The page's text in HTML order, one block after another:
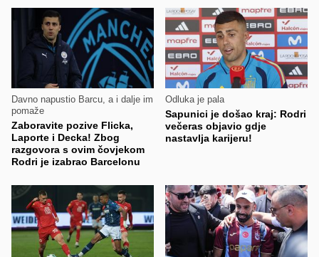
Davno napustio Barcu, a i dalje im
pomaže
Zaboravite pozive Flicka,
Laporte i Decka! Zbog
razgovora s ovim čovjekom
Rodri je izabrao Barcelonu
Odluka je pala
Sapunici je došao kraj: Rodri
večeras objavio gdje
nastavlja karijeru!